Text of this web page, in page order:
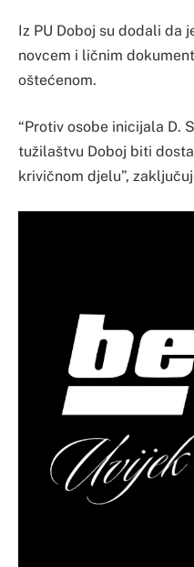
Iz PU Doboj su dodali da
novcem i ličnim
oštećenom.
“Protiv osobe inicijala D.
tužilaštvu Doboj biti
krivičnom djelu”,